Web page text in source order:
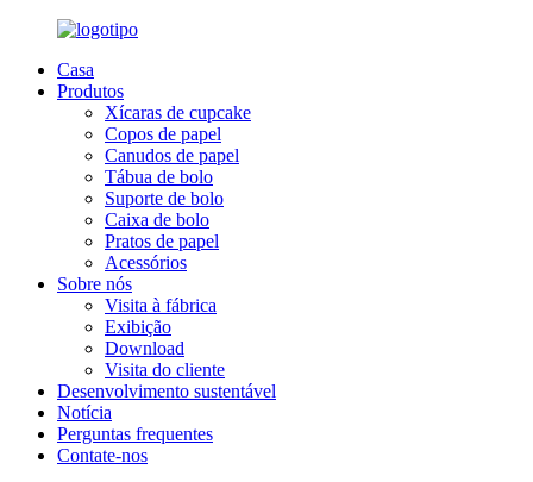
Casa
Produtos
Xícaras de cupcake
Copos de papel
Canudos de papel
Tábua de bolo
Suporte de bolo
Caixa de bolo
Pratos de papel
Acessórios
Sobre nós
Visita à fábrica
Exibição
Download
Visita do cliente
Desenvolvimento sustentável
Notícia
Perguntas frequentes
Contate-nos